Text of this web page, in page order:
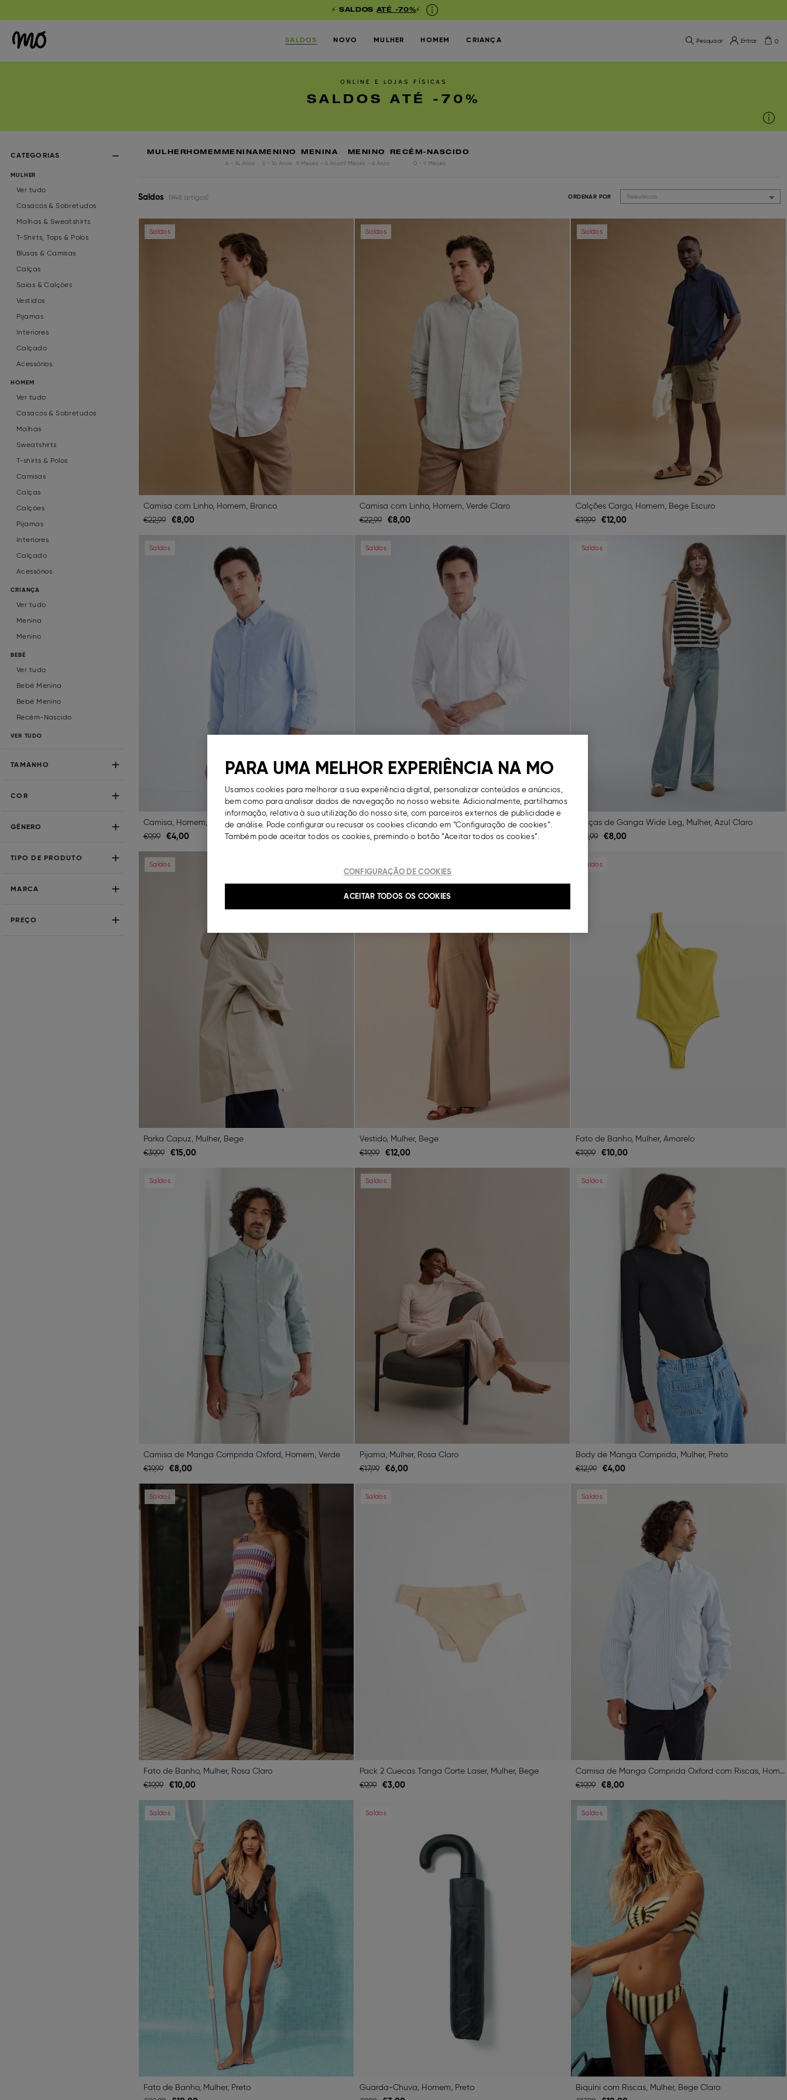
⚡ SALDOS ATÉ -70%⚡
SALDOS NOVO MULHER HOMEM CRIANÇA Pesquisar Entrar 0
ONLINE E LOJAS FÍSICAS
SALDOS ATÉ -70%
CATEGORIAS
MULHER
Ver tudo
Casacos & Sobretudos
Malhas & Sweatshirts
T-Shirts, Tops & Polos
Blusas & Camisas
Calças
Saias & Calções
Vestidos
Pijamas
Interiores
Calçado
Acessórios
HOMEM
Ver tudo
Casacos & Sobretudos
Malhas
Sweatshirts
T-shirts & Polos
Camisas
Calças
Calções
Pijamas
Interiores
Calçado
Acessórios
CRIANÇA
Ver tudo
Menina
Menino
BEBÉ
Ver tudo
Bebé Menina
Bebé Menino
Recém-Nascido
VER TUDO
TAMANHO
COR
GÉNERO
TIPO DE PRODUTO
MARCA
PREÇO
MULHERHOMEMMENINA
6 - 14 Anos
MENINO
6 - 14 Anos
MENINA
9 Meses - 6 Anos
MENINO
9 Meses - 6 Anos
RECÉM-NASCIDO
0 - 9 Meses
Saldos (948 artigos) ORDENAR POR Relevância
Saldos
Previous
Camisa com Linho, Homem, Branco
€22,99 €8,00
Saldos
Previous
Camisa com Linho, Homem, Verde Claro
€22,99 €8,00
Saldos
Previous
Calções Cargo, Homem, Bege Escuro
€19,99 €12,00
Saldos
Camisa, Homem, Azul
€9,99 €4,00
Saldos
Camisa, Homem, Branco
€9,99 €4,00
Saldos
Calças de Ganga Wide Leg, Mulher, Azul Claro
22,99 €8,00
Saldos
Previous
Parka Capuz, Mulher, Bege
€39,99 €15,00
Vestido, Mulher, Bege
€19,99 €12,00
Saldos
Fato de Banho, Mulher, Amarelo
€19,99 €10,00
Saldos
Camisa de Manga Comprida Oxford, Homem, Verde
€19,99 €8,00
Saldos
Previous
Pijama, Mulher, Rosa Claro
€17,99 €6,00
Saldos
Body de Manga Comprida, Mulher, Preto
€12,99 €4,00
Saldos
Previous
Fato de Banho, Mulher, Rosa Claro
€19,99 €10,00
Saldos
Pack 2 Cuecas Tanga Corte Laser, Mulher, Bege
€9,99 €3,00
Saldos
Camisa de Manga Comprida Oxford com Riscas, Homem, Azul
€19,99 €8,00
Saldos
Previous
Fato de Banho, Mulher, Preto
Saldos
Guarda-Chuva, Homem, Preto
Saldos
Previous
Biquíni com Riscas, Mulher, Bege Claro
PARA UMA MELHOR EXPERIÊNCIA NA MO
Usamos cookies para melhorar a sua experiência digital, personalizar conteúdos e anúncios,
bem como para analisar dados de navegação no nosso website. Adicionalmente, partilhamos
informação, relativa à sua utilização do nosso site, com parceiros externos de publicidade e
de análise. Pode configurar ou recusar os cookies clicando em “Configuração de cookies”.
Também pode aceitar todos os cookies, premindo o botão “Aceitar todos os cookies”.
CONFIGURAÇÃO DE COOKIES
ACEITAR TODOS OS COOKIES